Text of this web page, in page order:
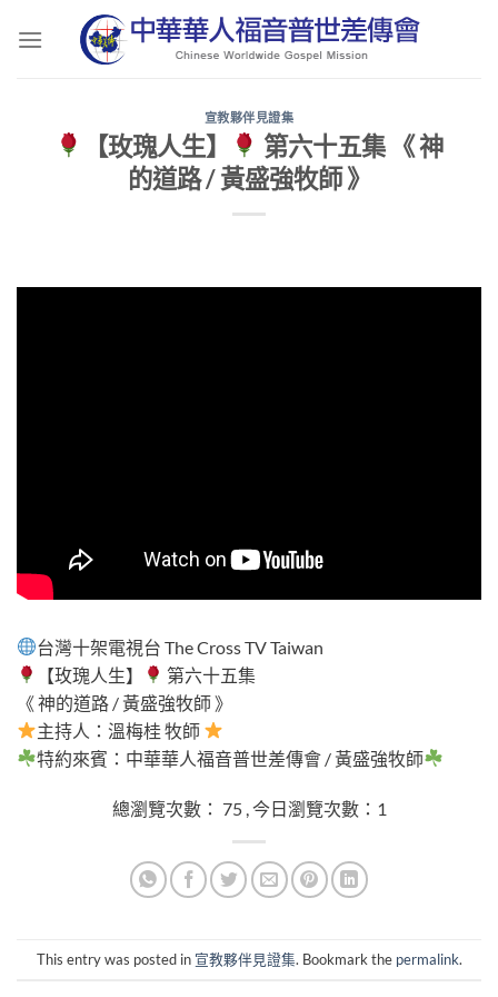
宣教夥伴見證集
【玫瑰人生】
第六十五集 《 神
的道路 / 黃盛強牧師 》
台灣十架電視台 The Cross TV Taiwan
【玫瑰人生】
第六十五集
《 神的道路 / 黃盛強牧師 》
主持人：溫梅桂 牧師
特約來賓：中華華人福音普世差傳會 / 黃盛強牧師
總瀏覽次數： 75 , 今日瀏覽次數：1
This entry was posted in 宣教夥伴見證集. Bookmark the permalink.